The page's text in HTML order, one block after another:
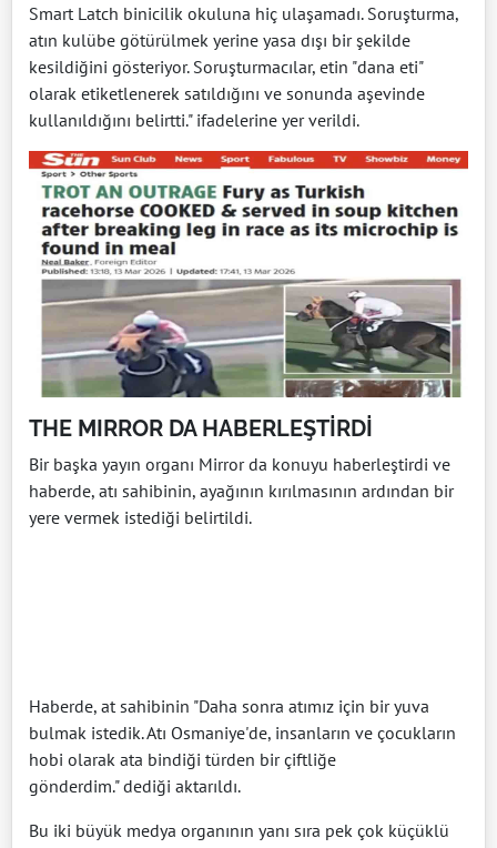
Smart Latch binicilik okuluna hiç ulaşamadı. Soruşturma,
atın kulübe götürülmek yerine yasa dışı bir şekilde
kesildiğini gösteriyor. Soruşturmacılar, etin "dana eti"
olarak etiketlenerek satıldığını ve sonunda aşevinde
kullanıldığını belirtti." ifadelerine yer verildi.
THE MIRROR DA HABERLEŞTİRDİ
Bir başka yayın organı Mirror da konuyu haberleştirdi ve
haberde, atı sahibinin, ayağının kırılmasının ardından bir
yere vermek istediği belirtildi.
Haberde, at sahibinin "Daha sonra atımız için bir yuva
bulmak istedik. Atı Osmaniye'de, insanların ve çocukların
hobi olarak ata bindiği türden bir çiftliğe
gönderdim." dediği aktarıldı.
Bu iki büyük medya organının yanı sıra pek çok küçüklü